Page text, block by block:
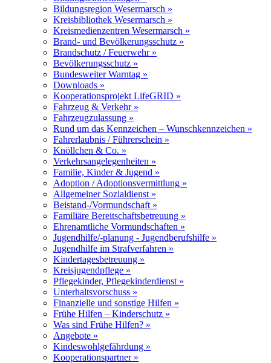
Bildungsregion Wesermarsch »
Kreisbibliothek Wesermarsch »
Kreismedienzentren Wesermarsch »
Brand- und Bevölkerungsschutz »
Brandschutz / Feuerwehr »
Bevölkerungsschutz »
Bundesweiter Warntag »
Downloads »
Kooperationsprojekt LifeGRID »
Fahrzeug & Verkehr »
Fahrzeugzulassung »
Rund um das Kennzeichen – Wunschkennzeichen »
Fahrerlaubnis / Führerschein »
Knöllchen & Co. »
Verkehrsangelegenheiten »
Familie, Kinder & Jugend »
Adoption / Adoptionsvermittlung »
Allgemeiner Sozialdienst »
Beistand-/Vormundschaft »
Familiäre Bereitschaftsbetreuung »
Ehrenamtliche Vormundschaften »
Jugendhilfe/-planung - Jugendberufshilfe »
Jugendhilfe im Strafverfahren »
Kindertagesbetreuung »
Kreisjugendpflege »
Pflegekinder, Pflegekinderdienst »
Unterhaltsvorschuss »
Finanzielle und sonstige Hilfen »
Frühe Hilfen – Kinderschutz »
Was sind Frühe Hilfen? »
Angebote »
Kindeswohlgefährdung »
Kooperationspartner »